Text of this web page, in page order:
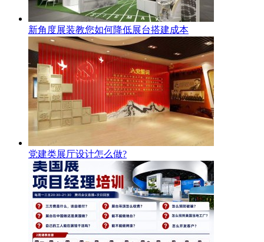
新角度展装教您如何降低展台搭建成本
党建类展厅设计怎么做?